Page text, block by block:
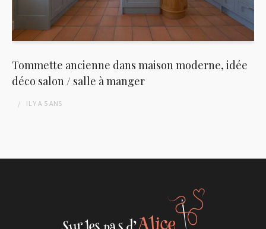
Tommette ancienne dans maison moderne, idée
déco salon / salle à manger
IL Y A 5 ANS